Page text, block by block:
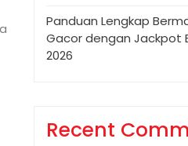
Panduan Lengkap
Gacor dengan Jackpot
2026
Recent